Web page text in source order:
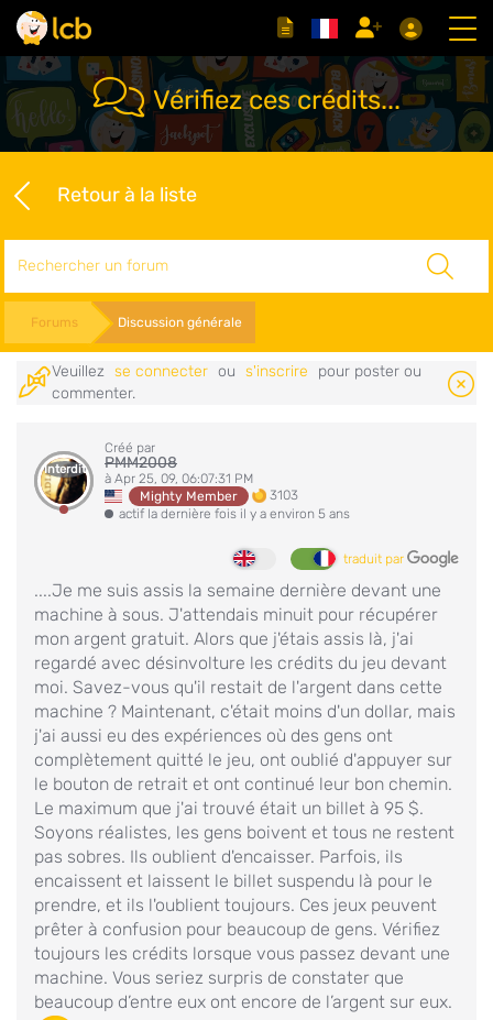
Vérifiez ces crédits...
Retour à la liste
Forums Discussion générale
Veuillez se connecter ou s'inscrire
pour poster ou
commenter.
Interdit
Créé par
PMM2008
à Apr 25, 09, 06:07:31 PM
Mighty Member
3103
actif la dernière fois il y a environ 5 ans
traduit par
....Je me suis assis la semaine dernière devant une
machine à sous. J'attendais minuit pour récupérer
mon argent gratuit. Alors que j'étais assis là, j'ai
regardé avec désinvolture les crédits du jeu devant
moi. Savez-vous qu'il restait de l'argent dans cette
machine ? Maintenant, c'était moins d'un dollar, mais
j'ai aussi eu des expériences où des gens ont
complètement quitté le jeu, ont oublié d'appuyer sur
le bouton de retrait et ont continué leur bon chemin.
Le maximum que j'ai trouvé était un billet à 95 $.
Soyons réalistes, les gens boivent et tous ne restent
pas sobres. Ils oublient d'encaisser. Parfois, ils
encaissent et laissent le billet suspendu là pour le
prendre, et ils l'oublient toujours. Ces jeux peuvent
prêter à confusion pour beaucoup de gens. Vérifiez
toujours les crédits lorsque vous passez devant une
machine. Vous seriez surpris de constater que
beaucoup d’entre eux ont encore de l’argent sur eux.